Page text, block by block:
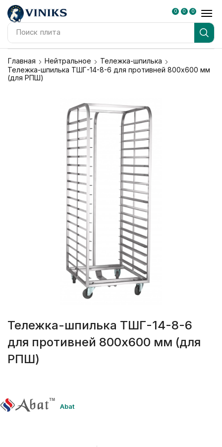
Поиск плита
0 0 0
Главная Нейтральное
Тележка-шпилька
Тележка-шпилька ТШГ-14-8-6 для противней 800х600 мм
(для РПШ)
Тележка-шпилька ТШГ-14-8-6
для противней 800х600 мм (для
РПШ)
Abat